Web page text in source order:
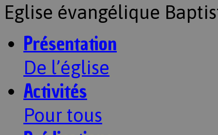
Eglise évangélique
Présentation
De l’église
Activités
Pour tous